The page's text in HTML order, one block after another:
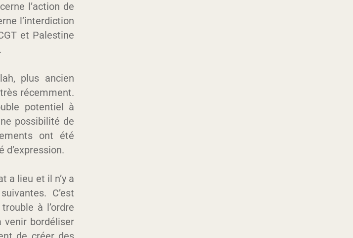
l’action de
l’interdiction
et Palestine
plus ancien
récemment.
potentiel à
possibilité de
ont été
a lieu et il n’y a
C’est
à l’ordre
venir bordéliser